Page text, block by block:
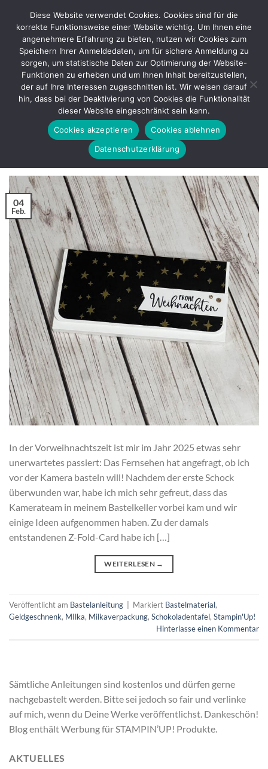
Inhalt
springen
SCHLAGWORT-ARCHIVE:MILKAVERPACKUNG
Sämtliche Anleitungen sind kostenlos und dürfen gerne
nachgebastelt werden. Bitte sei jedoch so fair und verlinke
auf mich, wenn du Deine Werke veröffentlichst. Dankeschön!
Blog enthält Werbung für STAMPIN’UP! Produkte.
AKTUELLES
BASTELANLEITUNG
Eine Tafel Schokolade hübsch verpackt –
Schokoladenverpackung
VERÖFFENTLICHT AM VON
04
Feb.
In der Vorweihnachtszeit ist mir im Jahr 2025 etwas sehr
unerwartetes passiert: Das Fernsehen hat angefragt, ob ich
vor der Kamera basteln will! Nachdem der erste Schock
überwunden war, habe ich mich sehr gefreut, dass das
Kamerateam in meinem Bastelkeller vorbei kam und wir
einige Ideen aufgenommen haben. Zu der damals
entstandenen Z-Fold-Card habe ich […]
WEITERLESEN →
Veröffentlicht am Bastelanleitung Markiert Bastelmaterial,
Geldgeschnenk, MIlka, Milkaverpackung, Schokoladentafel, Stampin'Up!
Hinterlasse einen Kommentar
Diese Website verwendet Cookies. Cookies sind für die
korrekte Funktionsweise einer Website wichtig. Um Ihnen eine
angenehmere Erfahrung zu bieten, nutzen wir Cookies zum
Speichern Ihrer Anmeldedaten, um für sichere Anmeldung zu
sorgen, um statistische Daten zur Optimierung der Website-
Funktionen zu erheben und um Ihnen Inhalt bereitzustellen,
der auf Ihre Interessen zugeschnitten ist. Wir weisen darauf
hin, dass bei der Deaktivierung von Cookies die Funktionalität
dieser Website eingeschränkt sein kann.
Cookies akzeptieren
Cookies ablehnen
Datenschutzerklärung